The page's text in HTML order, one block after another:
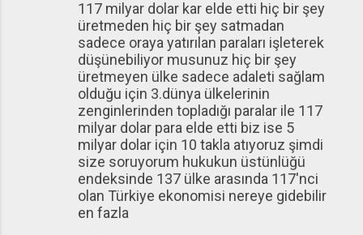
117 milyar dolar kar elde etti hiç bir şey
üretmeden hiç bir şey satmadan
sadece oraya yatırılan paraları işleterek
düşünebiliyor musunuz hiç bir şey
üretmeyen ülke sadece adaleti sağlam
olduğu için 3.dünya ülkelerinin
zenginlerinden topladığı paralar ile 117
milyar dolar para elde etti biz ise 5
milyar dolar için 10 takla atıyoruz şimdi
size soruyorum hukukun üstünlüğü
endeksinde 137 ülke arasında 117'nci
olan Türkiye ekonomisi nereye gidebilir
en fazla